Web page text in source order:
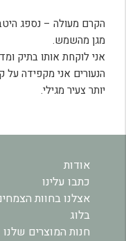
הקרם מעולה – נספג
מגן מהשמש.
אני לוקחת אותו בתיק
הנעורים אני מקפידה על
יותר צעיר מגילי.
אודות
כתבו עלינו
אצלנו בחוות
בלוג
חנות המוצרים שלנו